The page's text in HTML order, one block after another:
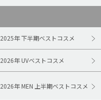
2025年 下半期ベストコスメ
2026年 UVベストコスメ
2026年 MEN 上半期ベストコスメ